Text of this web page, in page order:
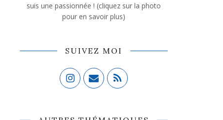
suis une passionnée ! (cliquez sur la photo
pour en savoir plus)
SUIVEZ MOI